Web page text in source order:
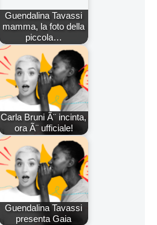
Guendalina Tavassi
mamma, la foto della
piccola…
Carla Bruni Ã¨ incinta,
ora Ã¨ ufficiale!
Guendalina Tavassi
presenta Gaia